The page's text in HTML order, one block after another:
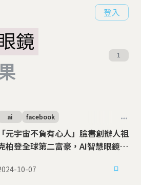
登入
鏡
1
「元宇宙不負有心人」臉書創辦人祖
柏登全球第二富豪，AI智慧眼鏡成
ai facebook
10-07